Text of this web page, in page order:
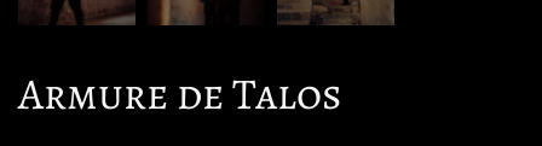
Armure de Talos